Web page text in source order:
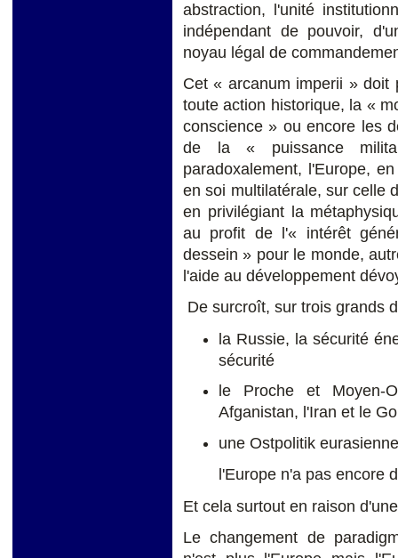
abstraction, l'unité
indépendant de pouvoir,
noyau légal de
Cet « arcanum imperii »
toute action historique, la «
conscience » ou encore les
de la « puissance
paradoxalement, l'Europe,
en soi multilatérale, sur celle
en privilégiant la
au profit de l'« intérêt
dessein » pour le monde,
l'aide au développement
De surcroît, sur trois grands
la Russie, la sécurité
sécurité
le Proche et Moyen-
Afganistan, l'Iran et le
une Ostpolitik
l'Europe n'a pas encore
Et cela surtout en raison
Le changement de